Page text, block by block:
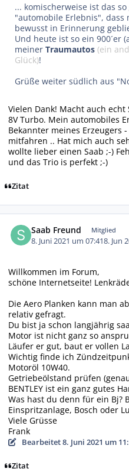
... komischerweise ist das
"automobile Erlebnis",
bewusst in Erinnerung
Und heute ist so ein 900´er
meinerTraumautos (ein
Glück)!
Grüße weiter südlich aus
Vielen Dank! Macht auch
8V Turbo. Mein automobiles
Bekannter meines Erzeugers
mitfahren .. Hat mich auch
wollte lieber einen Saab ;-)
und das Trio is perfekt ;-)
Zitat
Saab Freund Mitglied
8. Juni 2021 um 07:418. Jun
Willkommen im Forum,
schöne Internetseite!
Die Aero Planken kann man
relativ gefragt.
Du bist ja schon langjährig
Motor ist nicht ganz so
Läufer er gut, baut er vollen
Wichtig finde ich
Motoröl 10W40.
Getriebeölstand prüfen
BENTLEY ist ein ganz gutes
Was hast du denn für ein Bj?
Einspritzanlage, Bosch oder
Viele Grüsse
Frank
Bearbeitet8. Juni 2021 um
Zitat